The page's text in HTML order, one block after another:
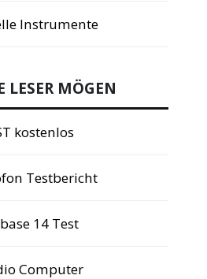
Instrumente
LESER MÖGEN
kostenlos
Testbericht
14 Test
Computer